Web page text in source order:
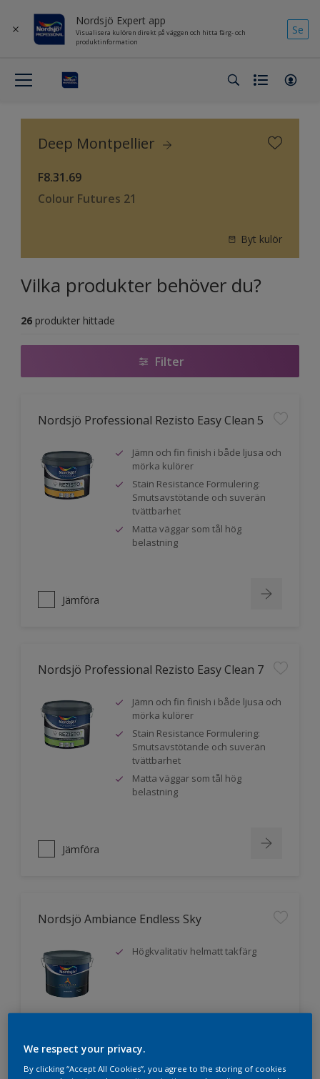
Nordsjö Expert app
Visualisera kulören direkt på väggen och hitta färg- och
produktinformation
Se
Deep Montpellier
F8.31.69
Colour Futures 21
Byt kulör
Vilka produkter behöver du?
26 produkter hittade
Filter
Nordsjö Professional Rezisto Easy Clean 5
Jämn och fin finish i både ljusa och
mörka kulörer
Stain Resistance Formulering:
Smutsavstötande och suverän
tvättbarhet
Matta väggar som tål hög
belastning
Jämföra
Nordsjö Professional Rezisto Easy Clean 7
Jämn och fin finish i både ljusa och
mörka kulörer
Stain Resistance Formulering:
Smutsavstötande och suverän
tvättbarhet
Matta väggar som tål hög
belastning
Jämföra
Nordsjö Ambiance Endless Sky
Högkvalitativ helmatt takfärg
Jämföra
We respect your privacy.
By clicking “Accept All Cookies”, you agree to the storing of cookies